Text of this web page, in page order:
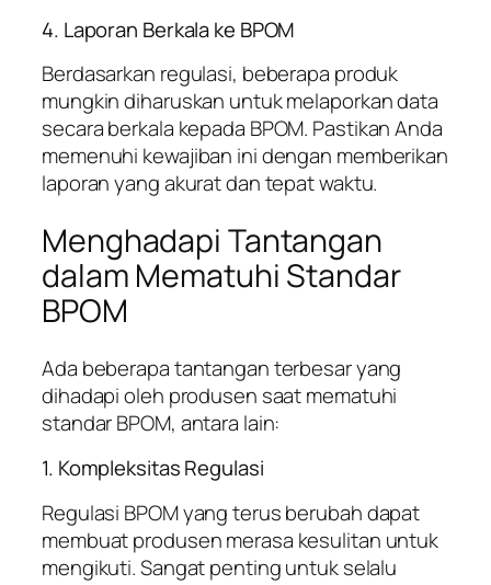
4. Laporan Berkala ke BPOM
Berdasarkan regulasi, beberapa produk
mungkin diharuskan untuk melaporkan data
secara berkala kepada BPOM. Pastikan Anda
memenuhi kewajiban ini dengan memberikan
laporan yang akurat dan tepat waktu.
Menghadapi Tantangan
dalam Mematuhi Standar
BPOM
Ada beberapa tantangan terbesar yang
dihadapi oleh produsen saat mematuhi
standar BPOM, antara lain:
1. Kompleksitas Regulasi
Regulasi BPOM yang terus berubah dapat
membuat produsen merasa kesulitan untuk
mengikuti. Sangat penting untuk selalu